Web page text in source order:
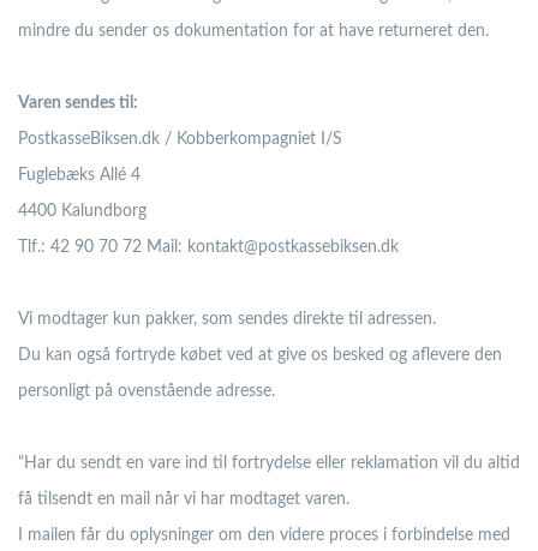
mindre du sender os dokumentation for at have returneret den.
Varen sendes til:
PostkasseBiksen.dk / Kobberkompagniet I/S
Fuglebæks Allé 4
4400 Kalundborg
Tlf.: 42 90 70 72 Mail: kontakt@postkassebiksen.dk
Vi modtager kun pakker, som sendes direkte til adressen.
Du kan også fortryde købet ved at give os besked og aflevere den
personligt på ovenstående adresse.
"Har du sendt en vare ind til fortrydelse eller reklamation vil du altid
få tilsendt en mail når vi har modtaget varen.
I mailen får du oplysninger om den videre proces i forbindelse med